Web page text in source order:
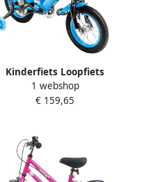
Kinderfiets Loopfiets
Peuterfiets Buiten Spelen
Dubbel Remsysteem 12
1 webshop
€ 159,65